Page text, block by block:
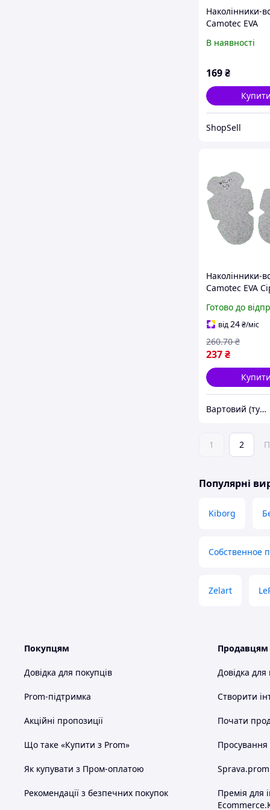
Наколінники-
Camotec EVA
В наявності
169₴
Купити
ShopSell
Наколінники-
Camotec EVA
Готово до
від24₴/міс
237₴
260.70 ₴
Купити
Вартовий (туризм, полювання та рибалка)
1 2
Популярні
Kiborg
Собственное
Zelart
Покупцям
Довідка для покупців
Prom-підтримка
Акційні пропозиції
Що таке «Купити з Prom»
Як купувати з Пром-оплатою
Рекомендації з безпечних покупок
Продавцям
Довідка для
Створити
Почати
Просування
Премія для